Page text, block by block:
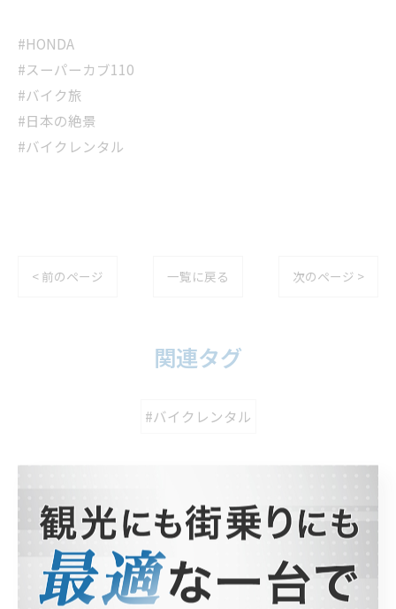
#HONDA
#スーパーカブ110
#バイク旅
#日本の絶景
#バイクレンタル
< 前のページ 一覧に戻る 次のページ >
関連タグ
#バイクレンタル
カテゴリー Categories
全てのカテゴリー
ホンダ